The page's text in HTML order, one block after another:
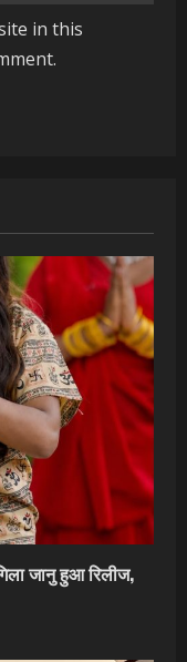
in this
जानु हुआ रिलीज,